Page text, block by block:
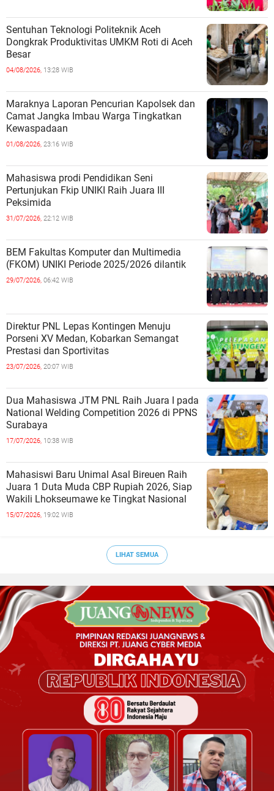
Sentuhan Teknologi Politeknik Aceh
Dongkrak Produktivitas UMKM Roti di Aceh
Besar
04/08/2026, 13:28 WIB
Maraknya Laporan Pencurian Kapolsek dan
Camat Jangka Imbau Warga Tingkatkan
Kewaspadaan
01/08/2026, 23:16 WIB
Mahasiswa prodi Pendidikan Seni
Pertunjukan Fkip UNIKI Raih Juara III
Peksimida
31/07/2026, 22:12 WIB
BEM Fakultas Komputer dan Multimedia
(FKOM) UNIKI Periode 2025/2026 dilantik
29/07/2026, 06:42 WIB
Direktur PNL Lepas Kontingen Menuju
Porseni XV Medan, Kobarkan Semangat
Prestasi dan Sportivitas
23/07/2026, 20:07 WIB
Dua Mahasiswa JTM PNL Raih Juara I pada
National Welding Competition 2026 di PPNS
Surabaya
17/07/2026, 10:38 WIB
Mahasiswi Baru Unimal Asal Bireuen Raih
Juara 1 Duta Muda CBP Rupiah 2026, Siap
Wakili Lhokseumawe ke Tingkat Nasional
15/07/2026, 19:02 WIB
LIHAT SEMUA